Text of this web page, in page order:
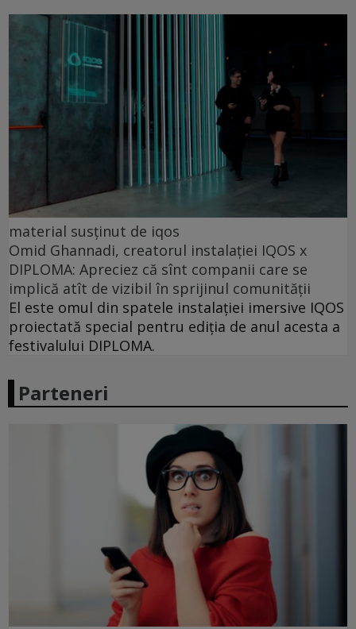
material susținut de iqos
Omid Ghannadi, creatorul instalației IQOS x
DIPLOMA: Apreciez că sînt companii care se
implică atît de vizibil în sprijinul comunității
El este omul din spatele instalației imersive IQOS
proiectată special pentru ediția de anul acesta a
festivalului DIPLOMA.
Parteneri